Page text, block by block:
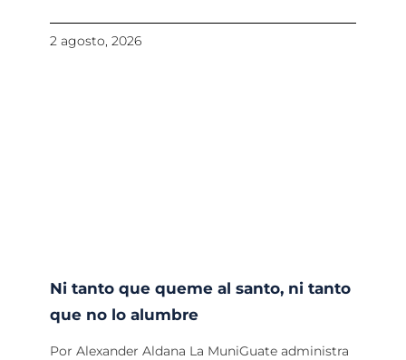
2 agosto, 2026
Ni tanto que queme al santo, ni tanto
que no lo alumbre
Por Alexander Aldana La MuniGuate administra